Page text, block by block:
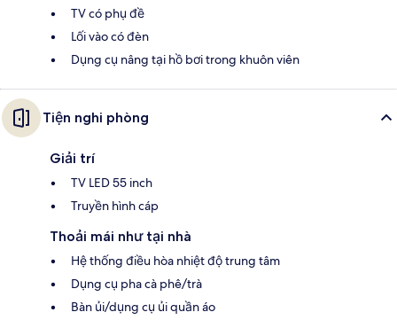
TV có phụ đề
Lối vào có đèn
Dụng cụ nâng tại hồ bơi trong khuôn viên
Tiện nghi phòng
Giải trí
TV LED 55 inch
Truyền hình cáp
Thoải mái như tại nhà
Hệ thống điều hòa nhiệt độ trung tâm
Dụng cụ pha cà phê/trà
Bàn ủi/dụng cụ ủi quần áo